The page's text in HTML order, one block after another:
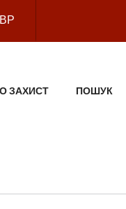
ВР
ЗАХИСТ ПОШУК